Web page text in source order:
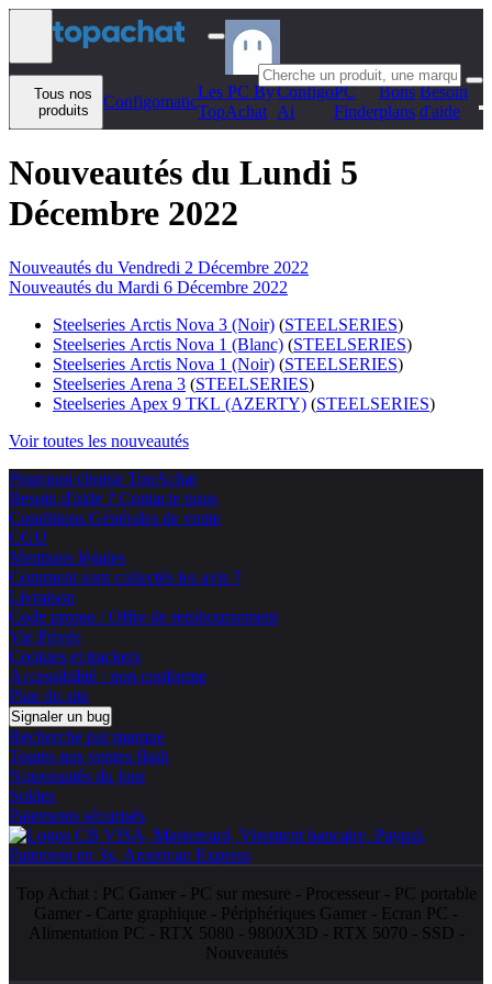
Aller au contenu
Tous nos
produits
Configomatic
Les PC By
TopAchat
Configo
Ai
PC
Finder
Bons
plans
Besoin
d'aide
Nouveautés du Lundi 5
Décembre 2022
Nouveautés du Vendredi 2 Décembre 2022
Nouveautés du Mardi 6 Décembre 2022
Steelseries Arctis Nova 3 (Noir) (STEELSERIES)
Steelseries Arctis Nova 1 (Blanc) (STEELSERIES)
Steelseries Arctis Nova 1 (Noir) (STEELSERIES)
Steelseries Arena 3 (STEELSERIES)
Steelseries Apex 9 TKL (AZERTY) (STEELSERIES)
Voir toutes les nouveautés
Pourquoi choisir TopAchat
Besoin d'aide ? Contacte nous
Conditions Générales de vente
CGU
Mentions légales
Comment sont collectés les avis ?
Livraison
Code promo / Offre de remboursement
Vie Privée
Cookies et trackers
Accessibilité : non conforme
Plan du site
Signaler un bug
Recherche par marque
Toutes nos ventes flash
Nouveautés du jour
Soldes
Paiements sécurisés
Top Achat : PC Gamer- PC sur mesure - Processeur- PC portable
Gamer - Carte graphique - Périphériques Gamer - Ecran PC -
Alimentation PC - RTX 5080 - 9800X3D - RTX 5070 - SSD -
Nouveautés